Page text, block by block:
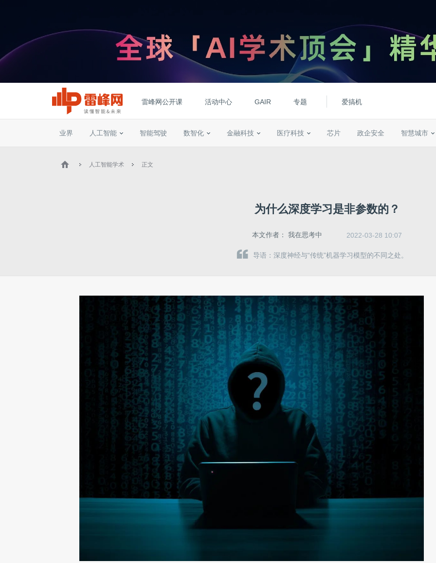
雷峰网公开课 活动中心 GAIR 专题 爱搞机
业界 人工智能 智能驾驶 数智化 金融科技 医疗科技 芯片 政企安全 智慧城市
人工智能学术 正文
为什么深度学习是非参数的？
本文作者： 我在思考中 2022-03-28 10:07
导语：深度神经与“传统”机器学习模型的不同之处。